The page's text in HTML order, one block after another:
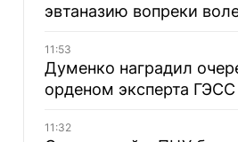
эвтаназию вопреки
11:53
Думенко наградил
орденом эксперта ГЭСС
11:32